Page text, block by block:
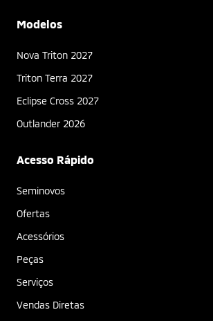
Modelos
Nova Triton 2027
Triton Terra 2027
Eclipse Cross 2027
Outlander 2026
Acesso Rápido
Seminovos
Ofertas
Acessórios
Peças
Serviços
Vendas Diretas